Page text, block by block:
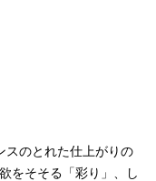
スのとれた仕上がりの
をそそる「彩り」、し